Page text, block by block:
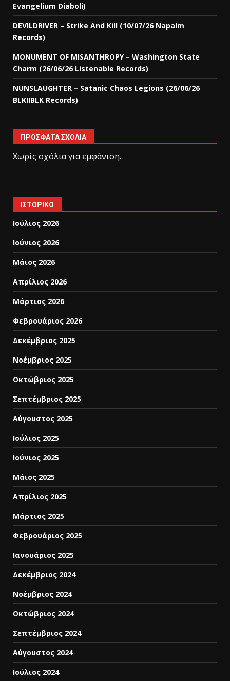
Evangelium Diaboli)
DEVILDRIVER – Strike And Kill (10/07/26 Napalm
Records)
MONUMENT OF MISANTHROPY – Washington State
Charm (26/06/26 Listenable Records)
NUNSLAUGHTER – Satanic Chaos Legions (26/06/26
BLKIIBLK Records)
ΠΡΌΣΦΑΤΑ ΣΧΌΛΙΑ
Χωρίς σχόλια για εμφάνιση.
ΙΣΤΟΡΙΚΌ
Ιούλιος 2026
Ιούνιος 2026
Μάιος 2026
Απρίλιος 2026
Μάρτιος 2026
Φεβρουάριος 2026
Δεκέμβριος 2025
Νοέμβριος 2025
Οκτώβριος 2025
Σεπτέμβριος 2025
Αύγουστος 2025
Ιούλιος 2025
Ιούνιος 2025
Μάιος 2025
Απρίλιος 2025
Μάρτιος 2025
Φεβρουάριος 2025
Ιανουάριος 2025
Δεκέμβριος 2024
Νοέμβριος 2024
Οκτώβριος 2024
Σεπτέμβριος 2024
Αύγουστος 2024
Ιούλιος 2024